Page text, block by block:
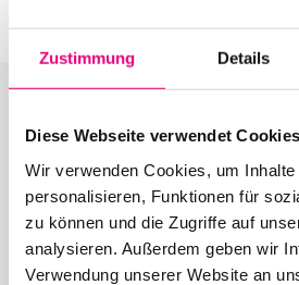
Zustimmung Details
Diese Webseite verwendet Cookies
Wir verwenden Cookies, um
personalisieren, Funktionen für
zu können und die Zugriffe auf
analysieren. Außerdem geben wir
Verwendung unserer Website an
Weitere Beiträge in
Kategorie: Presse